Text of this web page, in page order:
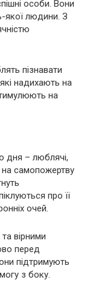
особи. Вони
якої людини. З
пізнавати
надихають на
на
дня – люблячі,
на самопожертву
про її
очей.
вірними
перед
підтримують
з боку.